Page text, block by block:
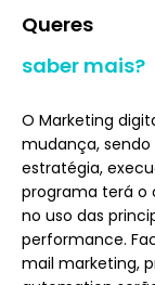
Queres
saber mais?
O Marketing
mudança,
estratégia,
programa terá o
no uso das
performance.
mail marketing,